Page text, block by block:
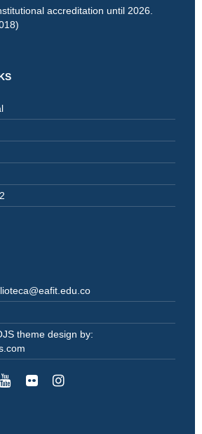
accreditation until 2026.
theme design by: